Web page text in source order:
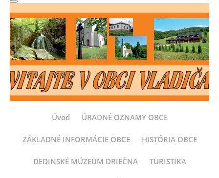
Úvod ÚRADNÉ OZNAMY OBCE
ZÁKLADNÉ INFORMÁCIE OBCE HISTÓRIA OBCE
DEDINSKÉ MÚZEUM DRIEČNA TURISTIKA